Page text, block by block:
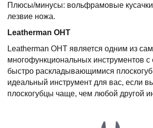
Плюсы/минусы: вольфрамовые
лезвие ножа.
Leatherman OHT
Leatherman OHT является одним из
многофункциональных инструментов
быстро раскладывающимися
идеальный инструмент для вас, если
плоскогубцы чаще, чем любой другой